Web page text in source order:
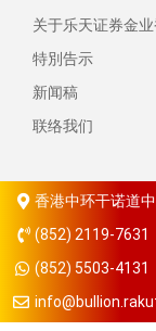
关于乐天证券金
特別告示
新闻稿
联络我们
香港中环干诺道
(852) 2119-7631
(852) 5503-4131